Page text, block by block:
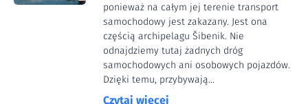
ponieważ na całym jej terenie transport
samochodowy jest zakazany. Jest ona
częścią archipelagu Šibenik. Nie
odnajdziemy tutaj żadnych dróg
samochodowych ani osobowych pojazdów.
Dzięki temu, przybywają...
Czytaj więcej